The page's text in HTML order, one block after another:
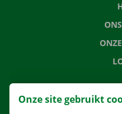
Onze site gebruikt